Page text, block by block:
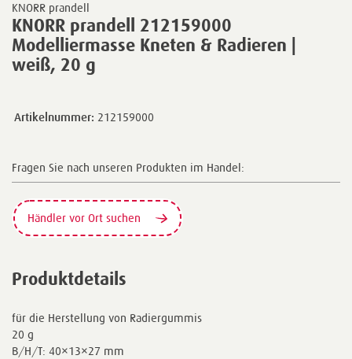
KNORR prandell
KNORR prandell 212159000
Modelliermasse Kneten & Radieren |
weiß, 20 g
Artikelnummer: 212159000
Fragen Sie nach unseren Produkten im Handel:
Händler vor Ort suchen
Produktdetails
für die Herstellung von Radiergummis
20 g
B/H/T: 40×13×27 mm